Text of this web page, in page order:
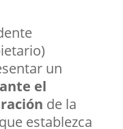
un
el
de la
establezca